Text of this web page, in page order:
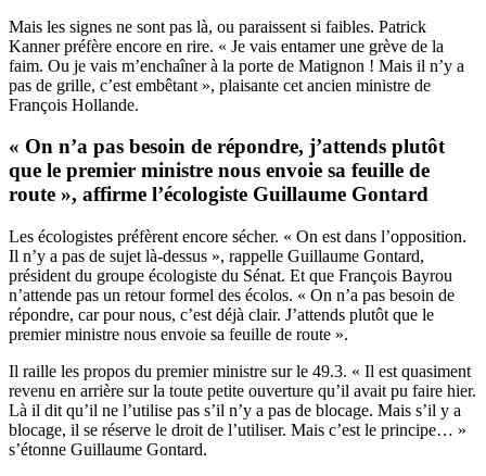
Mais les signes ne sont pas là, ou paraissent si faibles. Patrick
Kanner préfère encore en rire. « Je vais entamer une grève de la
faim. Ou je vais m’enchaîner à la porte de Matignon ! Mais il n’y a
pas de grille, c’est embêtant », plaisante cet ancien ministre de
François Hollande.
« On n’a pas besoin de répondre, j’attends plutôt
que le premier ministre nous envoie sa feuille de
route », affirme l’écologiste Guillaume Gontard
Les écologistes préfèrent encore sécher. « On est dans l’opposition.
Il n’y a pas de sujet là-dessus », rappelle Guillaume Gontard,
président du groupe écologiste du Sénat. Et que François Bayrou
n’attende pas un retour formel des écolos. « On n’a pas besoin de
répondre, car pour nous, c’est déjà clair. J’attends plutôt que le
premier ministre nous envoie sa feuille de route ».
Il raille les propos du premier ministre sur le 49.3. « Il est quasiment
revenu en arrière sur la toute petite ouverture qu’il avait pu faire hier.
Là il dit qu’il ne l’utilise pas s’il n’y a pas de blocage. Mais s’il y a
blocage, il se réserve le droit de l’utiliser. Mais c’est le principe… »
s’étonne Guillaume Gontard.